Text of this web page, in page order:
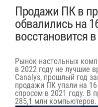
Продажи ПК в
обвалились на
восстановится в
Рынок настольных
в 2022 году не лучшие
Canalys, прошлый год
продажи ПК упали на
спросом в 2021 году. В
285,1 млн компьютеров.